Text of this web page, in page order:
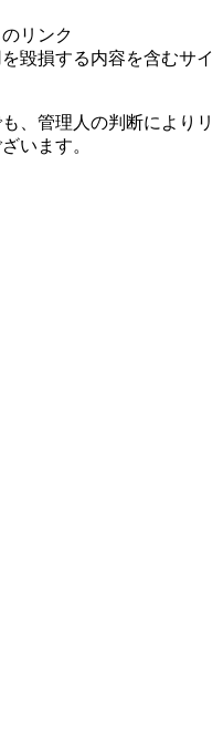
リンク
毀損する内容を含むサイ
、管理人の判断によりリ
います。